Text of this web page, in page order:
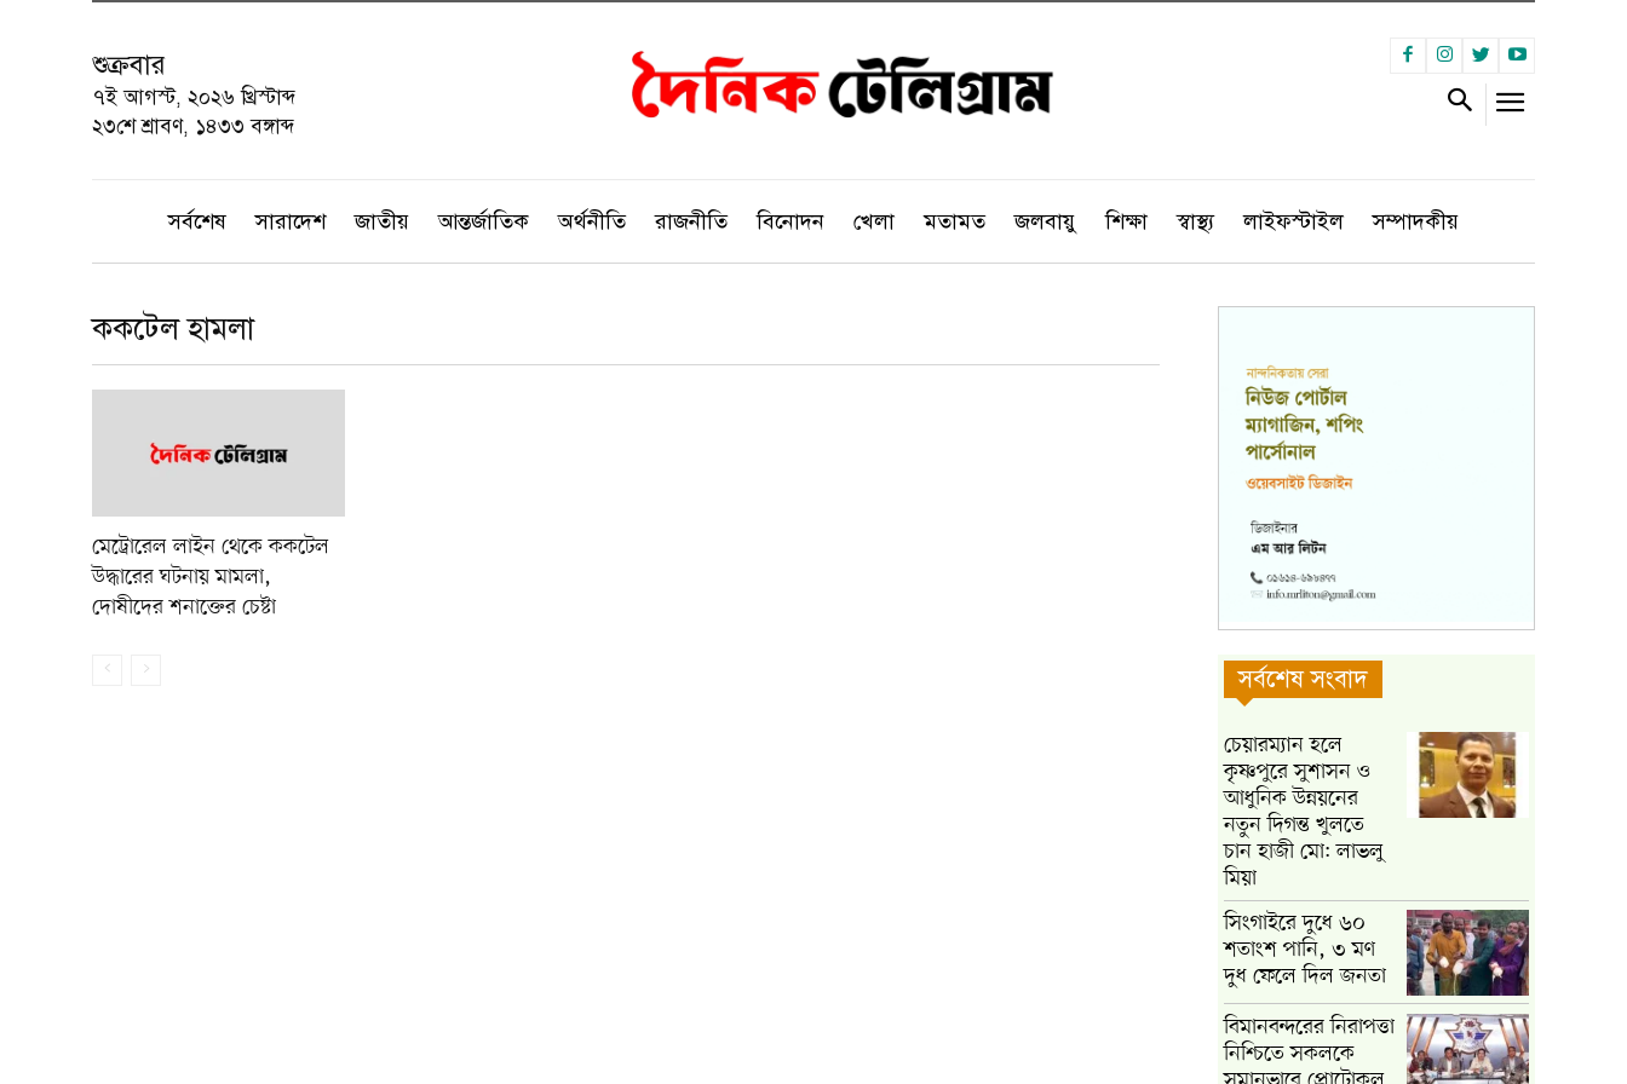
শুক্রবার
৭ই আগস্ট, ২০২৬ খ্রিস্টাব্দ
২৩শে শ্রাবণ, ১৪৩৩ বঙ্গাব্দ
সর্বশেষ সারাদেশ জাতীয় আন্তর্জাতিক অর্থনীতি রাজনীতি বিনোদন খেলা মতামত জলবায়ু শিক্ষা স্বাস্থ্য লাইফস্টাইল সম্পাদকীয়
ককটেল হামলা
মেট্রোরেল লাইন থেকে ককটেল
উদ্ধারের ঘটনায় মামলা,
দোষীদের শনাক্তের চেষ্টা
সর্বশেষ সংবাদ
চেয়ারম্যান হলে
কৃষ্ণপুরে সুশাসন ও
আধুনিক উন্নয়নের
নতুন দিগন্ত খুলতে
চান হাজী মো: লাভলু
মিয়া
সিংগাইরে দুধে ৬০
শতাংশ পানি, ৩ মণ
দুধ ফেলে দিল জনতা
বিমানবন্দরের নিরাপত্তা
নিশ্চিতে সকলকে